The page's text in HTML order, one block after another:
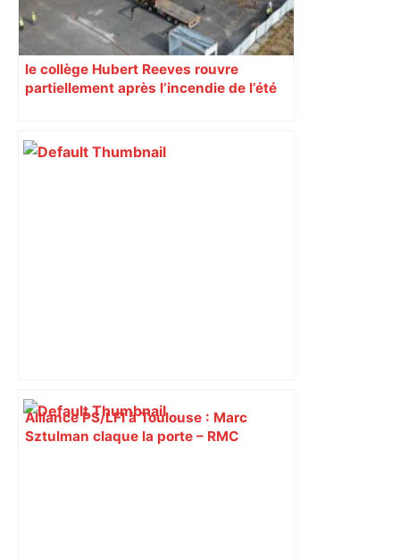
le collège Hubert Reeves rouvre
partiellement après l’incendie de l’été
Alliance PS/LFI à Toulouse : Marc
Sztulman claque la porte – RMC